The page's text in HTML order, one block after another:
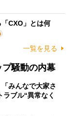
CXO」とは何
一覧を見る
プ騒動の内幕
みんなで大家さ
ブル“異常なく